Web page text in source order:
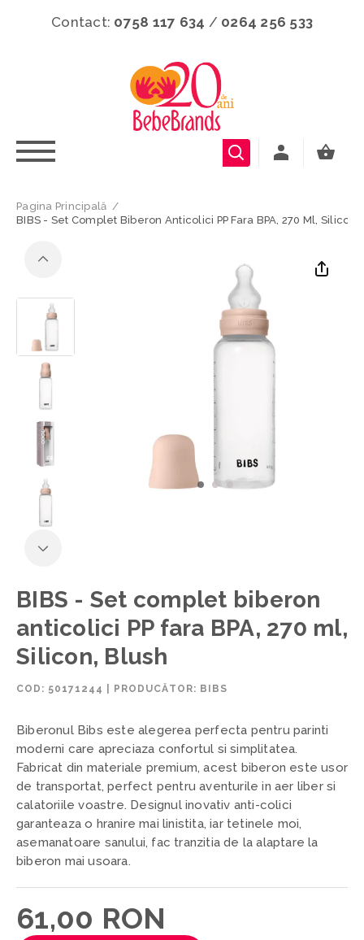
Contact: 0758 117 634 / 0264 256 533
Pagina Principală /
BIBS - Set Complet Biberon Anticolici PP Fara BPA, 270 Ml, Silicon,
BIBS - Set complet biberon
anticolici PP fara BPA, 270 ml,
Silicon, Blush
COD: 50171244 PRODUCĂTOR: BIBS
Biberonul Bibs este alegerea perfecta pentru parinti
moderni care apreciaza confortul si simplitatea.
Fabricat din materiale premium, acest biberon este usor
de transportat, perfect pentru aventurile in aer liber si
calatoriile voastre. Designul inovativ anti-colici
garanteaza o hranire mai linistita, iar tetinele moi,
asemanatoare sanului, fac tranzitia de la alaptare la
biberon mai usoara.
61,00 RON